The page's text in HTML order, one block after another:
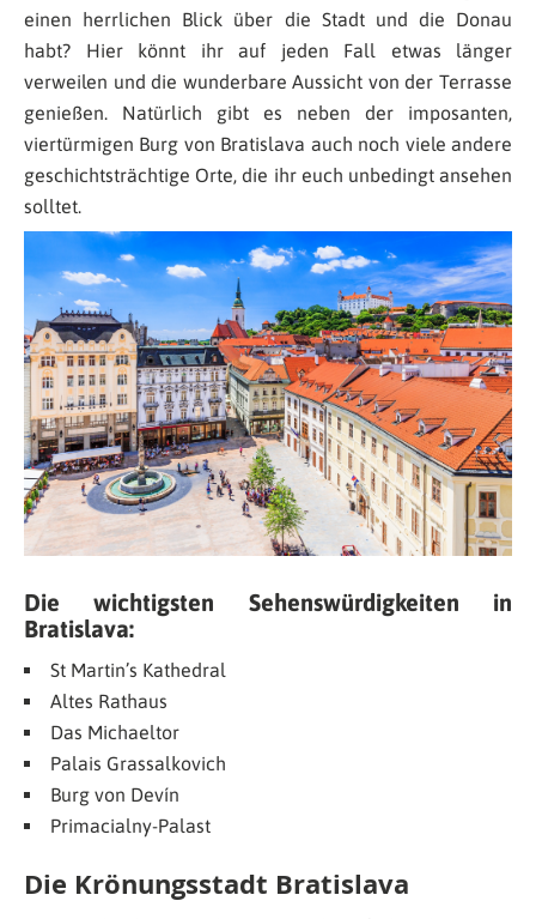
einen herrlichen Blick über die Stadt und die Donau
habt? Hier könnt ihr auf jeden Fall etwas länger
verweilen und die wunderbare Aussicht von der Terrasse
genießen. Natürlich gibt es neben der imposanten,
viertürmigen Burg von Bratislava auch noch viele andere
geschichtsträchtige Orte, die ihr euch unbedingt ansehen
solltet.
Die wichtigsten Sehenswürdigkeiten in
Bratislava:
St Martin’s Kathedral
Altes Rathaus
Das Michaeltor
Palais Grassalkovich
Burg von Devín
Primacialny-Palast
Die Krönungsstadt Bratislava